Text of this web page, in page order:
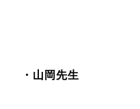
・山岡先生